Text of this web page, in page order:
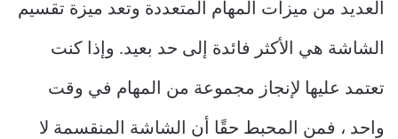
العديد من ميزات المهام المتعددة وتعد ميزة تقسيم
الشاشة هي الأكثر فائدة إلى حد بعيد. وإذا كنت
تعتمد عليها لإنجاز مجموعة من المهام في وقت
واحد ، فمن المحبط حقًا أن الشاشة المنقسمة لا